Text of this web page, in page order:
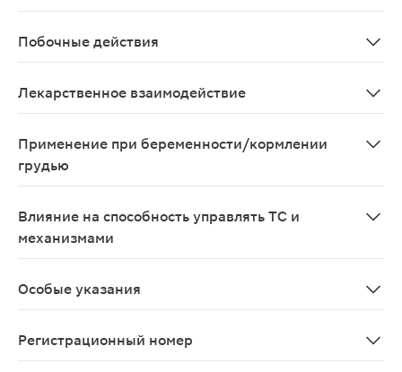
Побочные действия
Лекарственное взаимодействие
Применение при беременности/кормлении
грудью
Влияние на способность управлять ТС и
механизмами
Особые указания
Регистрационный номер